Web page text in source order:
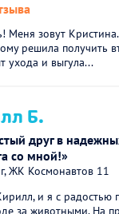
Меня зовут
решила получить
ухода и выгула...
Б.
друг в
со мной!»
ЖК Космонавтов 11
и я с радостью
за животными. На